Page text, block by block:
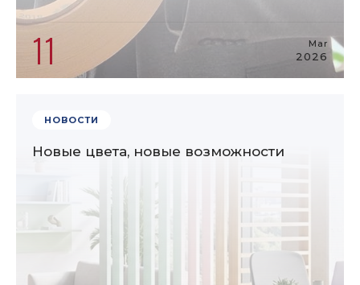
11 Mar
2026
НОВОСТИ
Новые цвета, новые возможности